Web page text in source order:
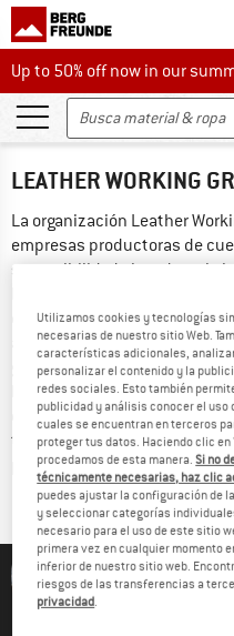
Up to 50% off now in our
Up to 50% off now in our
LEATHER WORKING
La organización Leather
empresas productoras de
sostenibilidad elevados a lo
estándares de bienestar
atención a factores
gestión de productos
los niveles Oro, Plata y
el sello LWG de Oro
trazabilidad a lo largo de la
podrás encontrar más
Utilizamos cookies y tecnologías
necesarias de nuestro sitio Web.
características adicionales,
personalizar el contenido y la
redes sociales. Esto también
publicidad y análisis conocer el uso
cuales se encuentran en terceros
proteger tus datos. Haciendo clic en
procedamos de esta manera.Si no
técnicamente necesarias, haz clic
puedes ajustar la configuración de
y seleccionar categorías
necesario para el uso de este sitio
primera vez en cualquier momento
inferior de nuestro sitio web.
riesgos de las transferencias a
privacidad.